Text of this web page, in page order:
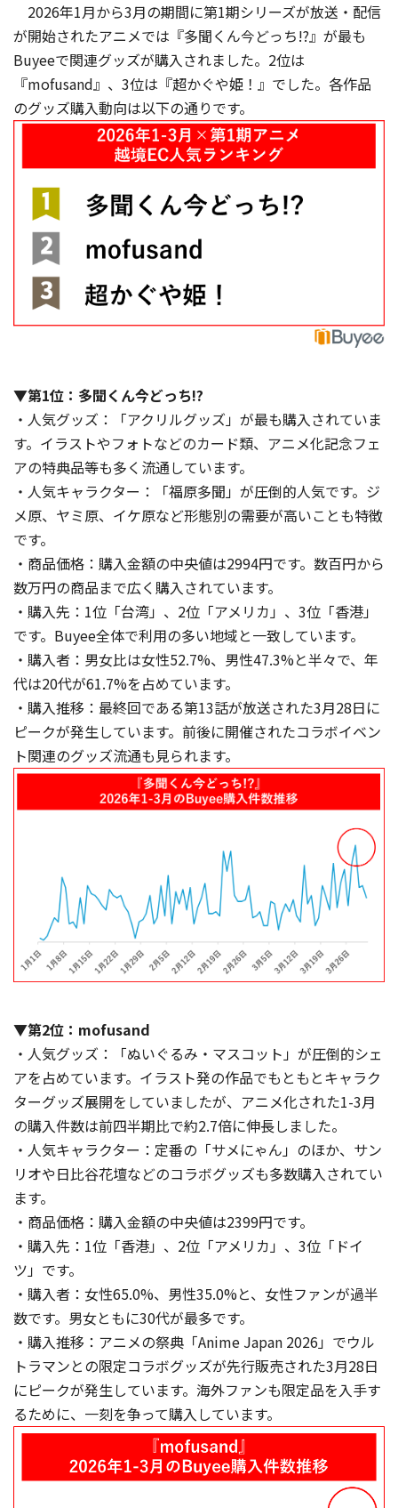
2026年1月から3月の期間に第1期シリーズが放送・配信
が開始されたアニメでは『多聞くん今どっち!?』が最も
Buyeeで関連グッズが購入されました。2位は
『mofusand』、3位は『超かぐや姫！』でした。各作品
のグッズ購入動向は以下の通りです。
▼第1位：多聞くん今どっち!?
・人気グッズ：「アクリルグッズ」が最も購入されていま
す。イラストやフォトなどのカード類、アニメ化記念フェ
アの特典品等も多く流通しています。
・人気キャラクター：「福原多聞」が圧倒的人気です。ジ
メ原、ヤミ原、イケ原など形態別の需要が高いことも特徴
です。
・商品価格：購入金額の中央値は2994円です。数百円から
数万円の商品まで広く購入されています。
・購入先：1位「台湾」、2位「アメリカ」、3位「香港」
です。Buyee全体で利用の多い地域と一致しています。
・購入者：男女比は女性52.7%、男性47.3%と半々で、年
代は20代が61.7%を占めています。
・購入推移：最終回である第13話が放送された3月28日に
ピークが発生しています。前後に開催されたコラボイベン
ト関連のグッズ流通も見られます。
▼第2位：mofusand
・人気グッズ：「ぬいぐるみ・マスコット」が圧倒的シェ
アを占めています。イラスト発の作品でもともとキャラク
ターグッズ展開をしていましたが、アニメ化された1-3月
の購入件数は前四半期比で約2.7倍に伸長しました。
・人気キャラクター：定番の「サメにゃん」のほか、サン
リオや日比谷花壇などのコラボグッズも多数購入されてい
ます。
・商品価格：購入金額の中央値は2399円です。
・購入先：1位「香港」、2位「アメリカ」、3位「ドイ
ツ」です。
・購入者：女性65.0%、男性35.0%と、女性ファンが過半
数です。男女ともに30代が最多です。
・購入推移：アニメの祭典「Anime Japan 2026」でウル
トラマンとの限定コラボグッズが先行販売された3月28日
にピークが発生しています。海外ファンも限定品を入手す
るために、一刻を争って購入しています。